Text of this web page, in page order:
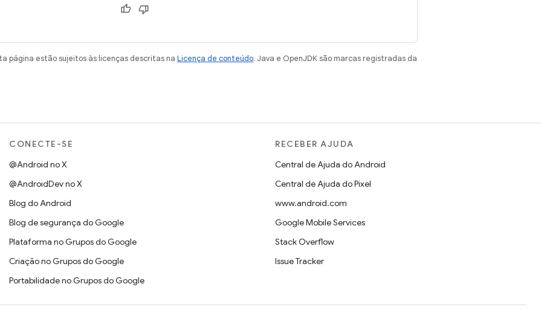
página estão sujeitos às licenças descritas na Licença de conteúdo. Java e OpenJDK são marcas registradas da
CONECTE-SE
@Android no X
@AndroidDev no X
Blog do Android
Blog de segurança do Google
Plataforma no Grupos do Google
Criação no Grupos do Google
Portabilidade no Grupos do Google
RECEBER AJUDA
Central de Ajuda do Android
Central de Ajuda do Pixel
www.android.com
Google Mobile Services
Stack Overflow
Issue Tracker